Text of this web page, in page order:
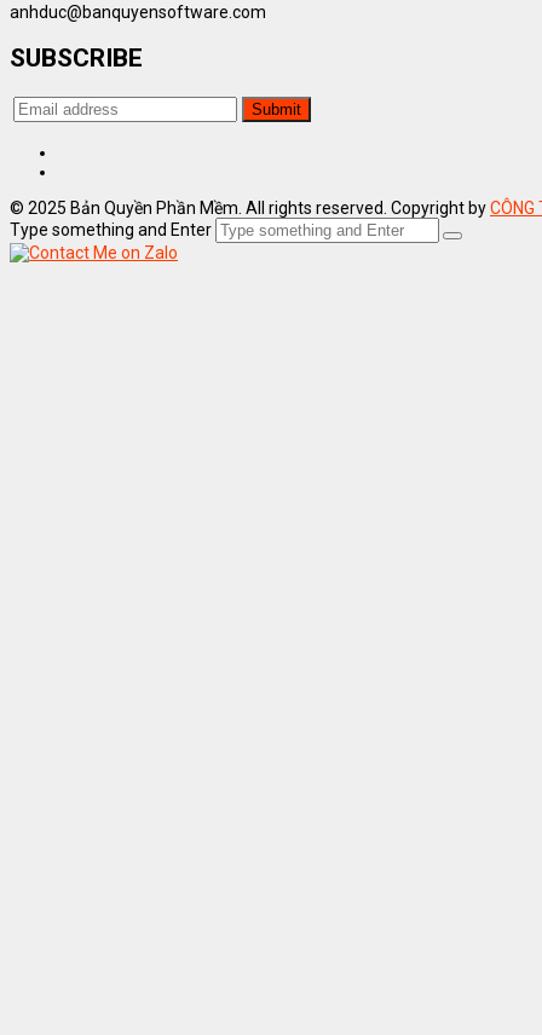
anhduc@banquyensoftware.com
SUBSCRIBE
© 2025 Bản Quyền Phần Mềm. All rights reserved. Copyright byCÔNG
Type something and Enter